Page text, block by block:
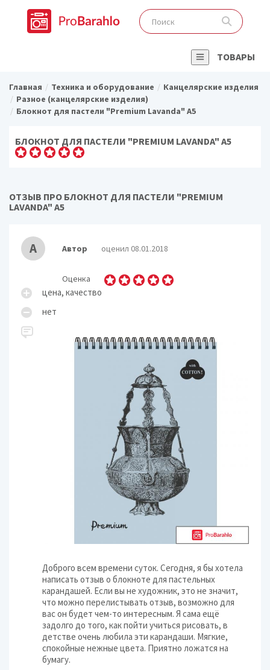
ТОВАРЫ
Главная Техника и оборудование
Канцелярские изделия
Разное (канцелярские изделия)
Блокнот для пастели "Premium Lavanda" А5
БЛОКНОТ ДЛЯ ПАСТЕЛИ "PREMIUM LAVANDA" А5
ОТЗЫВ ПРО БЛОКНОТ ДЛЯ ПАСТЕЛИ "PREMIUM
LAVANDA" А5
А Автор оценил 08.01.2018
Оценка
цена, качество
нет
Доброго всем времени суток. Сегодня, я бы хотела
написать отзыв о блокноте для пастельных
карандашей. Если вы не художник, это не значит,
что можно перелистывать отзыв, возможно для
вас он будет чем-то интересным. Я сама ещё
задолго до того, как пойти учиться рисовать, в
детстве очень любила эти карандаши. Мягкие,
спокойные нежные цвета. Приятно ложатся на
бумагу.